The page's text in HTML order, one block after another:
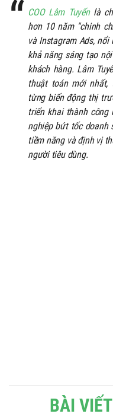
COO Lâm Tuyếnlà
hơn 10 năm "chinh
và Instagram Ads,
khả năng sáng tạo
khách hàng. Lâm
thuật toán mới
từng biến động thị
triển khai thành công
nghiệp bứt tốc doanh
tiềm năng và định vị
người tiêu dùng.
BÀI